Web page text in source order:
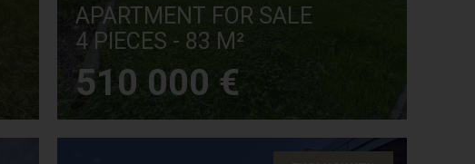
APARTMENT FOR SALE
4 PIECES - 83 M²
510 000 €